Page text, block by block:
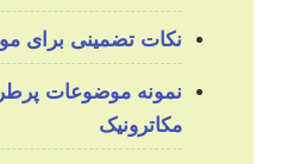
نکات تضمینی برای
نمونه موضوعات
مکاترونیک